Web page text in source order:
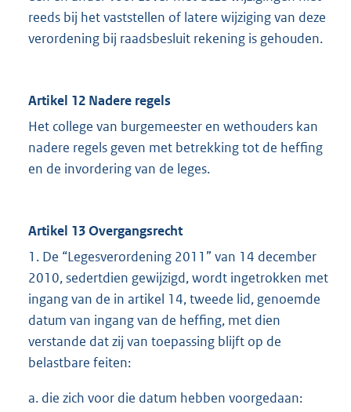
reeds bij het vaststellen of latere wijziging van deze
verordening bij raadsbesluit rekening is gehouden.
Artikel 12 Nadere regels
Het college van burgemeester en wethouders kan
nadere regels geven met betrekking tot de heffing
en de invordering van de leges.
Artikel 13 Overgangsrecht
1. De “Legesverordening 2011” van 14 december
2010, sedertdien gewijzigd, wordt ingetrokken met
ingang van de in artikel 14, tweede lid, genoemde
datum van ingang van de heffing, met dien
verstande dat zij van toepassing blijft op de
belastbare feiten:
a. die zich voor die datum hebben voorgedaan: